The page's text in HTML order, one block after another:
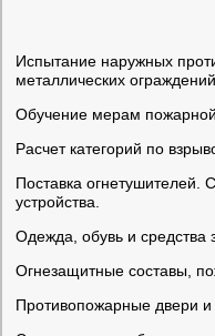
Испытание наружных
металлических
Обучение мерам
Расчет категорий по
Поставка огнетушителей.
устройства.
Одежда, обувь и средства
Огнезащитные составы,
Противопожарные двери и